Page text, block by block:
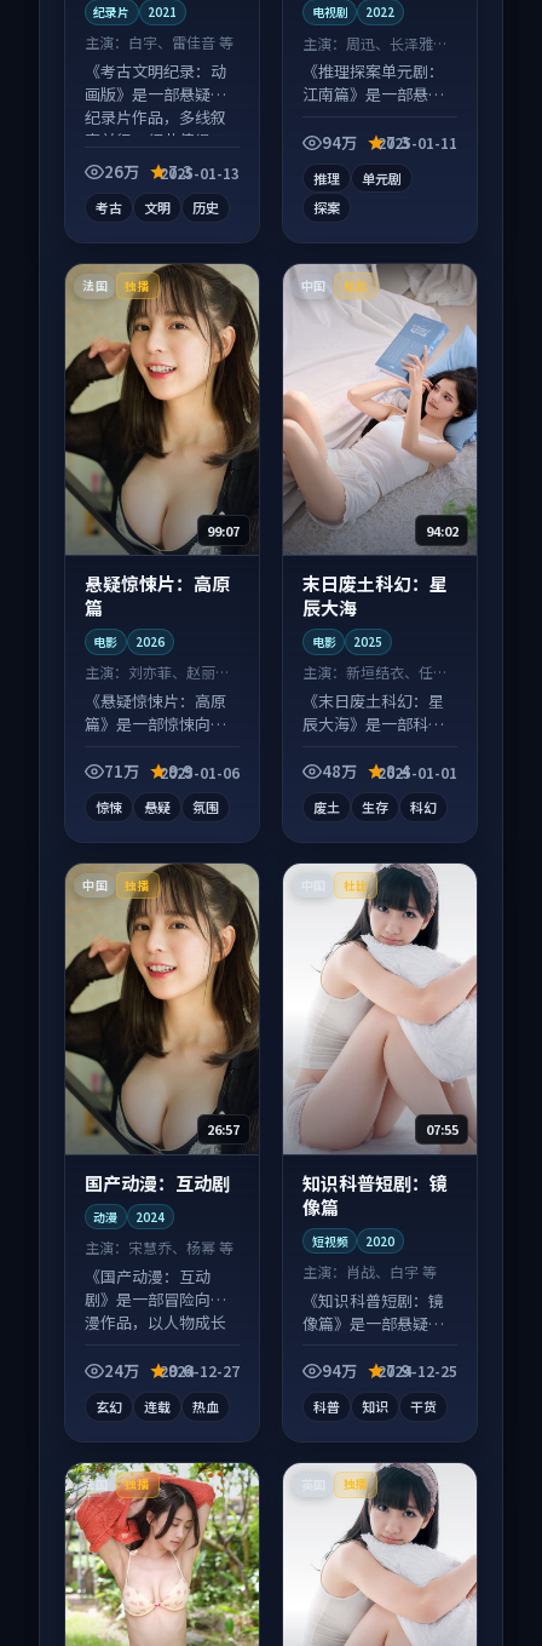
纪录片 2021
主演： 白宇、雷佳音 等
《考古文明纪录：动
画版》是一部悬疑向
纪录片作品，多线叙
事并行，细节值得二
刷回味。
26万 7.3
2025-01-13
考古 文明 历史
电视剧 2022
主演： 周迅、长泽雅美
等
《推理探案单元剧：
江南篇》是一部悬疑
物成长为内核，情感
94万 7.3
2025-01-11
推理
单元剧
探案
法国 独播
99:07
悬疑惊悚片：高原
篇
电影 2026
主演： 刘亦菲、赵丽颖
等
《悬疑惊悚片：高原
篇》是一部惊悚向电
息量大，适合沉浸式
71万 9.9
2025-01-06
惊悚 悬疑 氛围
中国 杜比
94:02
末日废土科幻：星
辰大海
电影 2025
主演：新垣结衣、任素
汐 等
《末日废土科幻：星
辰大海》是一部科幻
成长为内核，情感戏
48万 8.4
2025-01-01
废土 生存 科幻
中国 独播
26:57
国产动漫：互动剧
动漫 2024
主演： 宋慧乔、杨幂 等
《国产动漫：互动
剧》是一部冒险向动
漫作品，以人物成长
实。24万 9.6
2024-12-27
玄幻 连载 热血
杜比
07:55
知识科普短剧：镜
像篇
短视频 2020
主演： 肖战、白宇 等
《知识科普短剧：镜
像篇》是一部悬疑向
感在线，配乐与镜头
94万 7.9
2024-12-25
科普 知识 干货
法国 独播 独播